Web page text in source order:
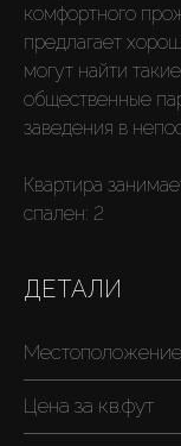
комфортного
предлагает
могут найти
общественные
заведения в
Квартира
спален: 2
ДЕТАЛИ
Цена за кв.фут